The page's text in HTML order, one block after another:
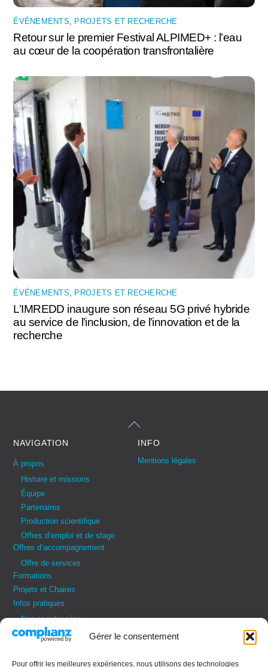
Gérer le consentement
Pour offrir les meilleures expériences, nous utilisons des technologies
ÉVÉNEMENTS, PROJETS ET RECHERCHE
Retour sur le premier Festival ALPIMED+ : l’eau
au cœur de la coopération transfrontalière
ÉVÉNEMENTS PROJETS ET RECHERCHE
L’IMREDD inaugure son réseau 5G privé hybride
au service de l’inclusion, de l’innovation et de la
recherche
To
NAVIGATION
À propos
Histoire et missions
Équipe
Partenaires
Production scientifique
Offres d’emploi et de stage
Offres d’accompagnement
Offre de services
Formations
Projets et Chaires
Infos pratiques
Nos coordonnées
Vos demandes
Règles de vie
INFO
Mentions légales